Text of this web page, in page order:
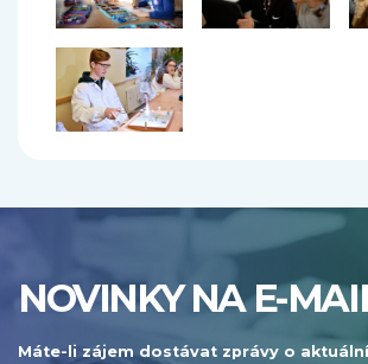
NOVINKY NA E-
Máte-li zájem dostávat zprávy o